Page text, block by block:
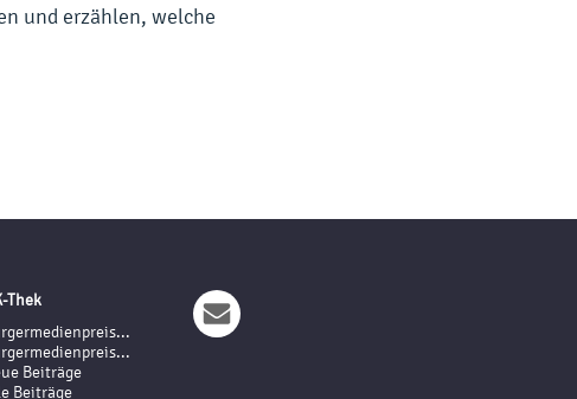
und erzählen, welche
Thek
Beiträge
Beiträge